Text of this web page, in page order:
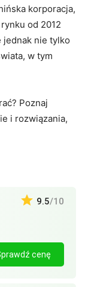
korporacja,
od 2012
jednak nie tylko
w tym
Poznaj
i rozwiązania,
9.5/10
cenę